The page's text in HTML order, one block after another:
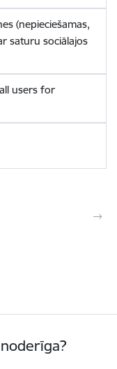
(nepieciešamas,
saturu sociālajos
users for